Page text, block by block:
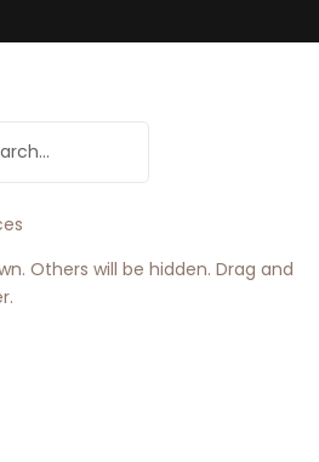
Others will be hidden. Drag and